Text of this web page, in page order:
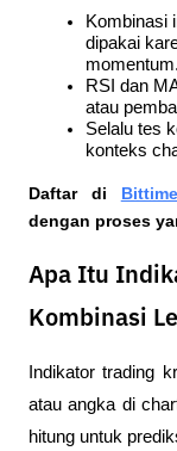
Kombinasi
dipakai
momentum.
RSI dan
atau
Selalu tes
konteks
Daftar di Bittime
dengan proses
Apa Itu
Kombinasi
Indikator trading
atau angka di
hitung untuk